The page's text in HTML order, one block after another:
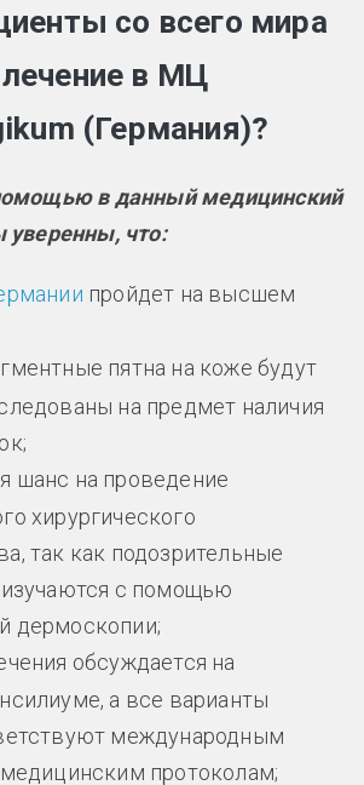
со всего мира
в МЦ
(Германия)?
в данный медицинский
уверенны, что:
пройдет на высшем
пятна на коже будут
на предмет наличия
шанс на проведение
хирургического
так как подозрительные
с помощью
дермоскопии;
обсуждается на
а все варианты
международным
протоколам;